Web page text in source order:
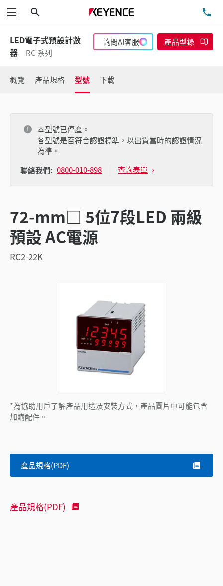
功能表
LED電子式預設計數
器
RC 系列
詢問AI客服 產品型錄
概覽 產品規格 型號 下載
本型號已停產。
各型號是否符合認證標準，以出貨當時的認證情況
為準。
聯絡我們: 0800-010-898 查詢表單
72-mm□ 5位7段LED 兩級
預設 AC電源
RC2-22K
*為協助用戶了解產品用途及安裝方式，產品圖片中可能包含
加購配件。
產品規格(PDF)
產品規格(PDF)